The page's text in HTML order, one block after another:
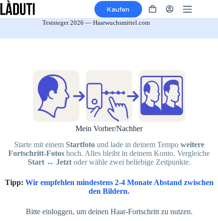
Zum
Inhalt
Kaufen Warenkorb
Testsieger 2026 — Haarwuchsmittel.com
Mein Vorher/Nachher
Starte mit einem Startfotound lade in deinem Tempo weitere
Fortschritt‑Fotos hoch. Alles bleibt in deinem Konto. Vergleiche
Start ↔︎ Jetztoder wähle zwei beliebige Zeitpunkte.
Tipp: Wir empfehlen mindestens 2-4 Monate Abstand zwischen
den Bildern.
Bitte einloggen, um deinen Haar‑Fortschritt zu nutzen.